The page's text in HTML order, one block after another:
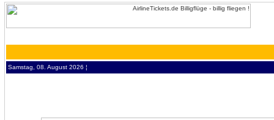
Samstag, 08. August 2026 ¦